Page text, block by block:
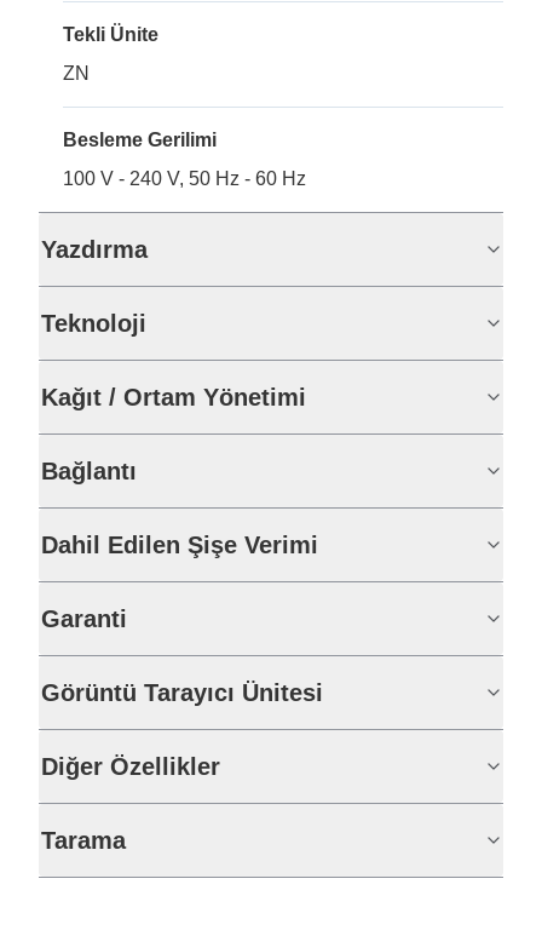
Tekli Ünite
ZN
Besleme Gerilimi
100 V - 240 V, 50 Hz - 60 Hz
Yazdırma
Teknoloji
Kağıt / Ortam Yönetimi
Bağlantı
Dahil Edilen Şişe Verimi
Garanti
Görüntü Tarayıcı Ünitesi
Diğer Özellikler
Tarama